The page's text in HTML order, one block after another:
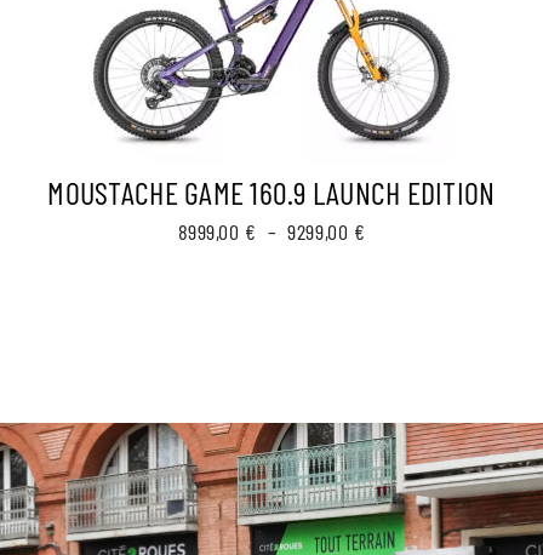
MOUSTACHE GAME 160.9 LAUNCH EDITION
8999,00 € – 9299,00 €